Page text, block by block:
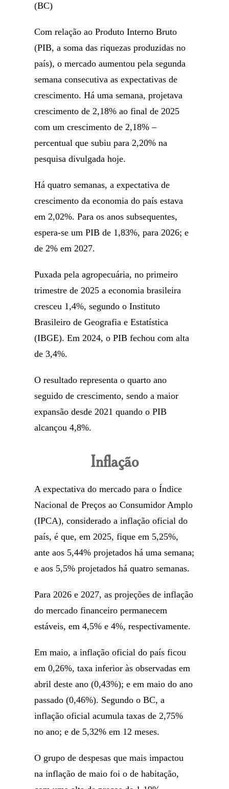
(BC)
Com relação ao Produto Interno Bruto
(PIB, a soma das riquezas produzidas no
país), o mercado aumentou pela segunda
semana consecutiva as expectativas de
crescimento. Há uma semana, projetava
crescimento de 2,18% ao final de 2025
com um crescimento de 2,18% –
percentual que subiu para 2,20% na
pesquisa divulgada hoje.
Há quatro semanas, a expectativa de
crescimento da economia do país estava
em 2,02%. Para os anos subsequentes,
espera-se um PIB de 1,83%, para 2026; e
de 2% em 2027.
Puxada pela agropecuária, no primeiro
trimestre de 2025 a economia brasileira
cresceu 1,4%, segundo o Instituto
Brasileiro de Geografia e Estatística
(IBGE). Em 2024, o PIB fechou com alta
de 3,4%.
O resultado representa o quarto ano
seguido de crescimento, sendo a maior
expansão desde 2021 quando o PIB
alcançou 4,8%.
Inflação
A expectativa do mercado para o Índice
Nacional de Preços ao Consumidor Amplo
(IPCA), considerado a inflação oficial do
país, é que, em 2025, fique em 5,25%,
ante aos 5,44% projetados há uma semana;
e aos 5,5% projetados há quatro semanas.
Para 2026 e 2027, as projeções de inflação
do mercado financeiro permanecem
estáveis, em 4,5% e 4%, respectivamente.
Em maio, a inflação oficial do país ficou
em 0,26%, taxa inferior às observadas em
abril deste ano (0,43%); e em maio do ano
passado (0,46%). Segundo o BC, a
inflação oficial acumula taxas de 2,75%
no ano; e de 5,32% em 12 meses.
O grupo de despesas que mais impactou
na inflação de maio foi o de habitação,